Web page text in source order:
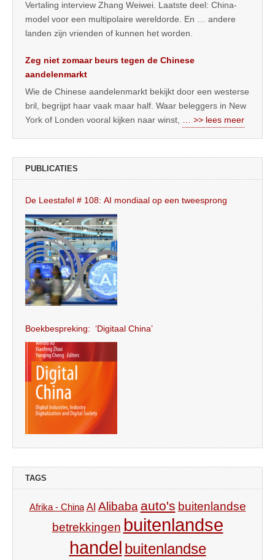
Vertaling interview Zhang Weiwei. Laatste deel: China-
model voor een multipolaire wereldorde. En … andere
landen zijn vrienden of kunnen het worden.
Zeg niet zomaar beurs tegen de Chinese
aandelenmarkt
Wie de Chinese aandelenmarkt bekijkt door een westerse
bril, begrijpt haar vaak maar half. Waar beleggers in New
York of Londen vooral kijken naar winst,
… >> lees meer
PUBLICATIES
De Leestafel # 108: AI mondiaal op een tweesprong
Boekbespreking: ‘Digitaal China’
TAGS
Afrika - China AI Alibaba auto's buitenlandse
betrekkingen buitenlandse
handel buitenlandse